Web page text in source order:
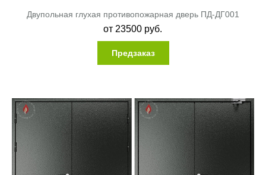
Двупольная глухая противопожарная дверь ПД-ДГ001
от 23500 руб.
Предзаказ